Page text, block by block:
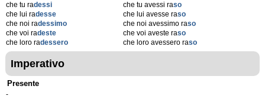
che tu radessi
che lui radesse
che noi radessimo
che voi radeste
che loro radessero
che tu avessi raso
che lui avesse raso
che noi avessimo raso
che voi aveste raso
che loro avessero raso
Imperativo
Presente
-